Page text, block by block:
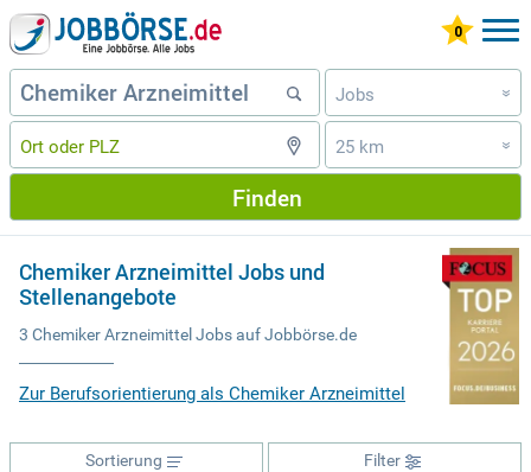
Jobs »
25 km »
Finden
Chemiker Arzneimittel Jobs und
Stellenangebote
3 Chemiker Arzneimittel Jobs auf Jobbörse.de
Zur Berufsorientierung als Chemiker Arzneimittel
Filter
Sortierung